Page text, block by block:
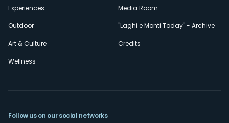
Experiences
Outdoor
Art & Culture
Wellness
Media Room
"Laghi e Monti Today" - Archive
Credits
Follow us on our social networks